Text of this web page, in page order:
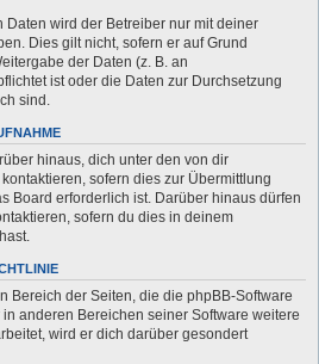
wird der Betreiber nur mit deiner
Dies gilt nicht, sofern er auf Grund
der Daten (z. B. an
ist oder die Daten zur Durchsetzung
sind.
hinaus, dich unter den von dir
sofern dies zur Übermittlung
Board erforderlich ist. Darüber hinaus dürfen
sofern du dies in deinem
Bereich der Seiten, die die phpBB-Software
anderen Bereichen seiner Software weitere
wird er dich darüber gesondert